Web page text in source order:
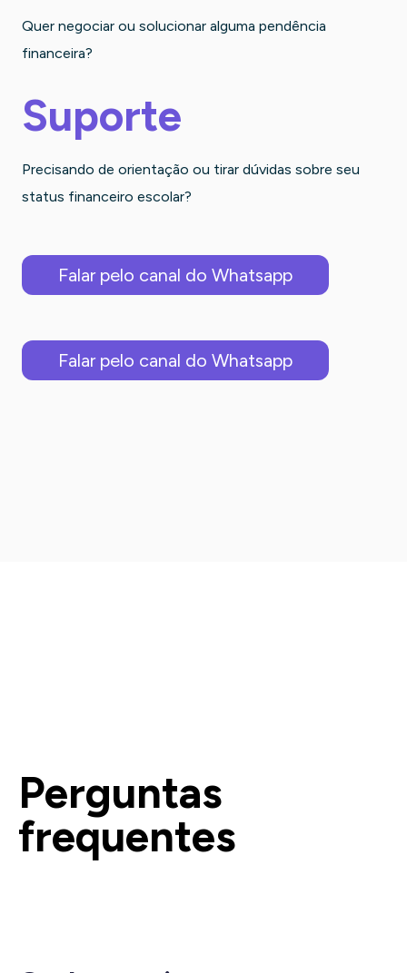
Quer negociar ou solucionar alguma pendência
financeira?
Suporte
Precisando de orientação ou tirar dúvidas sobre seu
status financeiro escolar?
Falar pelo canal do Whatsapp
Falar pelo canal do Whatsapp
Perguntas
frequentes